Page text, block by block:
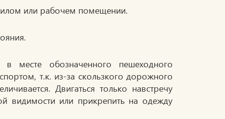
или рабочем помещении.
в месте обозначенного пешеходного
т.к. из-за скользкого дорожного
Двигаться только навстречу
видимости или прикрепить на одежду